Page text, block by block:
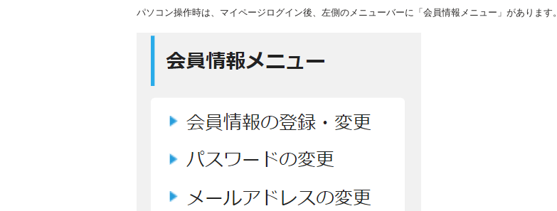
パソコン操作時は、マイページログイン後、左側のメニューバーに「会員情報メニュー」があります。